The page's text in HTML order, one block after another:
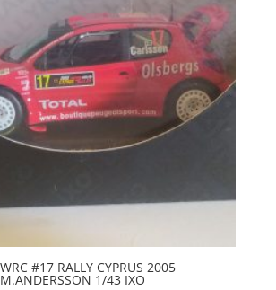
#17 RALLY CYPRUS 2005
1/43 IXO